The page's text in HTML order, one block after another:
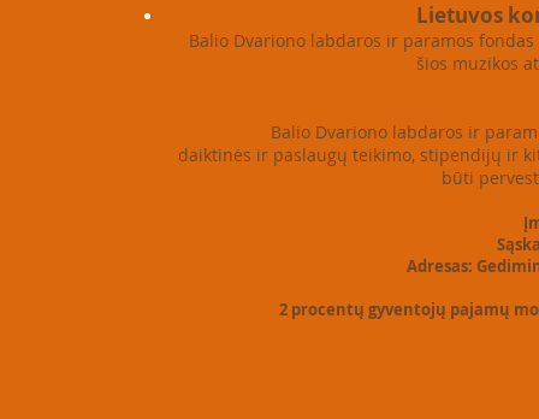
Lietuvos
Balio Dvariono labdaros ir paramos
šios muzikos
Balio Dvariono labdaros ir
daiktinės ir paslaugų teikimo, stipendijų ir
būti
Adresas:
2 procentų gyventojų pajamų